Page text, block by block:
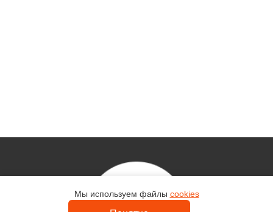
Контакты
Мы используем файлы cookies